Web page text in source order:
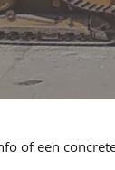
of een